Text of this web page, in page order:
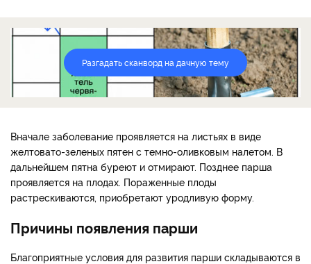
Разгадать сканворд на дачную тему
Вначале заболевание проявляется на листьях в виде
желтовато-зеленых пятен с темно-оливковым налетом. В
дальнейшем пятна буреют и отмирают. Позднее парша
проявляется на плодах. Пораженные плоды
растрескиваются, приобретают уродливую форму.
Причины появления парши
Благоприятные условия для развития парши складываются в